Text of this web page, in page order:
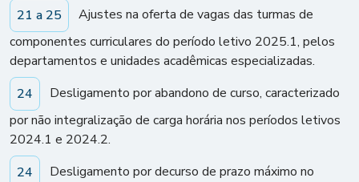
21 a 25
Ajustes na oferta de vagas das turmas de
componentes curriculares do período letivo 2025.1, pelos
departamentos e unidades acadêmicas especializadas.
24
Desligamento por abandono de curso, caracterizado
por não integralização de carga horária nos períodos letivos
2024.1 e 2024.2.
24
Desligamento por decurso de prazo máximo no